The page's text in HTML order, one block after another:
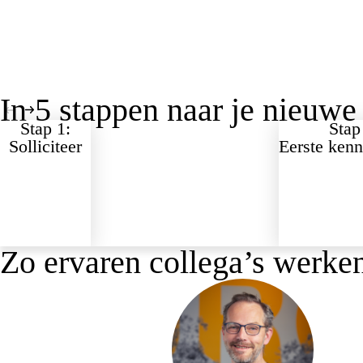
In 5 stappen naar je
Stap 1:
Solliciteer
Eerste
Zo ervaren collega’s